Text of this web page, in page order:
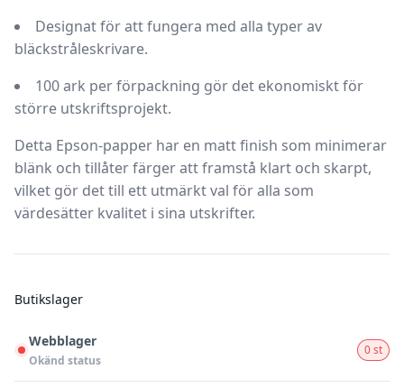
Designat för att fungera med alla typer av
bläckstråleskrivare.
100 ark per förpackning gör det ekonomiskt för
större utskriftsprojekt.
Detta Epson-papper har en matt finish som minimerar
blänk och tillåter färger att framstå klart och skarpt,
vilket gör det till ett utmärkt val för alla som
värdesätter kvalitet i sina utskrifter.
Butikslager
Webblager
Okänd status
0 st